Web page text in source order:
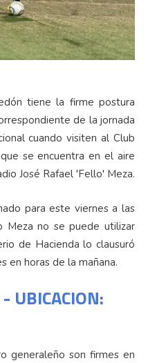
tiene la firme postura
de la jornada
cuando visiten al Club
se encuentra en el aire
José Rafael 'Fello' Meza.
para este viernes a las
Meza no se puede utilizar
de Hacienda lo clausuró
en horas de la mañana.
UBICACION:
generaleño son firmes en